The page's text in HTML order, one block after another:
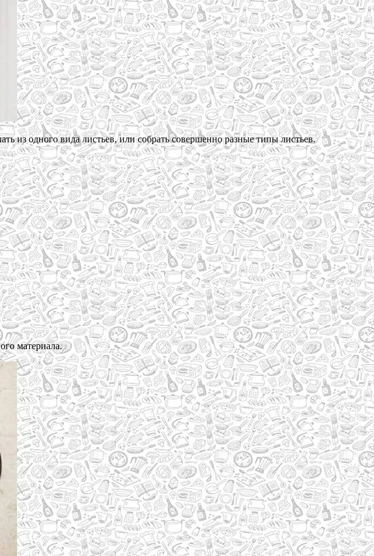
из одного вида листьев, или собрать совершенно разные типы листьев.
материала.